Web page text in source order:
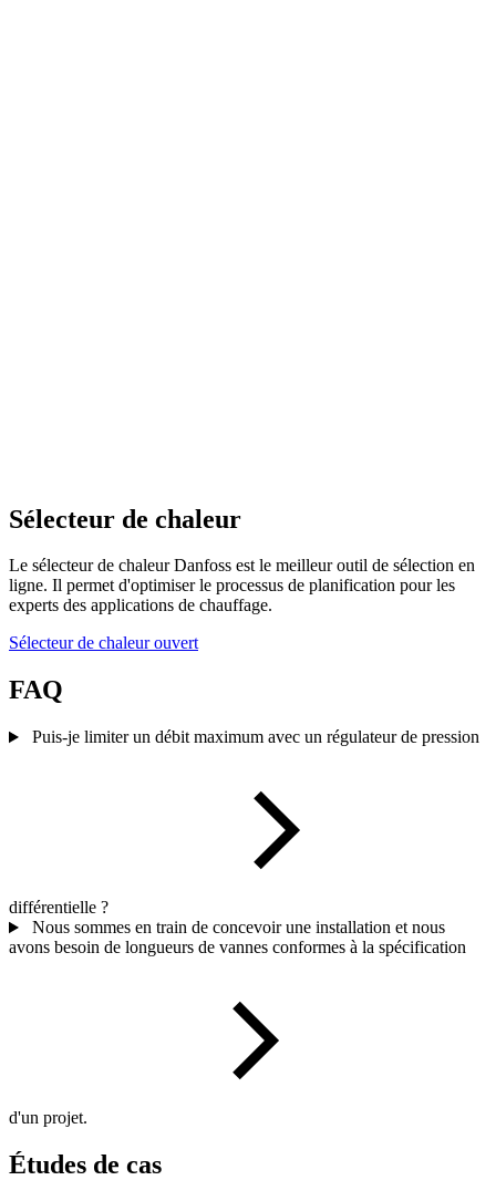
Sélecteur de chaleur
Le sélecteur de chaleur Danfoss est le meilleur outil de sélection en
ligne. Il permet d'optimiser le processus de planification pour les
experts des applications de chauffage.
Sélecteur de chaleur ouvert
FAQ
Puis-je limiter un débit maximum avec un régulateur de pression
différentielle ?
Nous sommes en train de concevoir une installation et nous
avons besoin de longueurs de vannes conformes à la spécification
d'un projet.
Études de cas